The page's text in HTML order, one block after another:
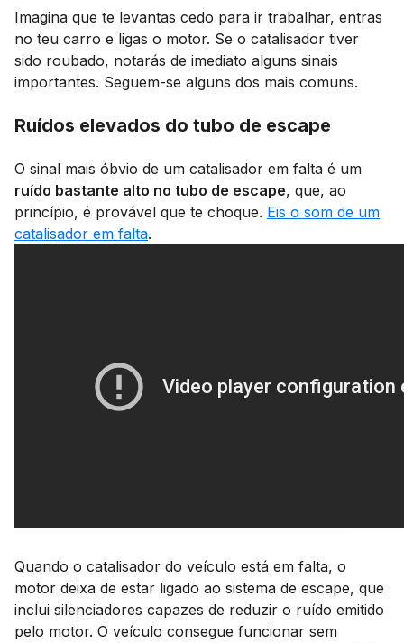
Imagina que te levantas cedo para ir trabalhar, entras
no teu carro e ligas o motor. Se o catalisador tiver
sido roubado, notarás de imediato alguns sinais
importantes. Seguem-se alguns dos mais comuns.
Ruídos elevados do tubo de escape
O sinal mais óbvio de um catalisador em falta é um
ruído bastante alto no tubo de escape, que, ao
princípio, é provável que te choque. Eis o som de um
catalisador em falta.
Quando o catalisador do veículo está em falta, o
motor deixa de estar ligado ao sistema de escape, que
inclui silenciadores capazes de reduzir o ruído emitido
pelo motor. O veículo consegue funcionar sem